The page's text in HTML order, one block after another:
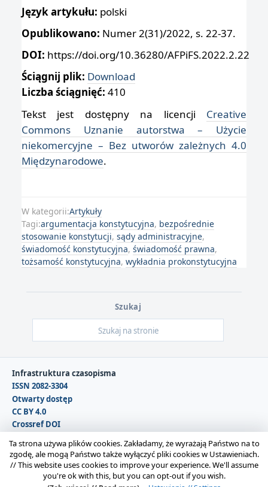
Język artykułu: polski
Opublikowano: Numer 2(31)/2022, s. 22-37.
DOI: https://doi.org/10.36280/AFPiFS.2022.2.22
Ściągnij plik: Download
Liczba ściągnięć: 410
Tekst jest dostępny na licencji Creative
Commons Uznanie autorstwa – Użycie
niekomercyjne – Bez utworów zależnych 4.0
Międzynarodowe.
W kategorii:Artykuły
Tagi:argumentacja konstytucyjna, bezpośrednie
stosowanie konstytucji, sądy administracyjne,
świadomość konstytucyjna, świadomość prawna,
tożsamość konstytucyjna, wykładnia prokonstytucyjna
Szukaj
Infrastruktura czasopisma
ISSN 2082-3304
Otwarty dostęp
CC BY 4.0
Crossref DOI
Copyright © 2026 Polska Sekcja Międzynarodowego
Ta strona używa plików cookies. Zakładamy, że wyrażają Państwo na to
zgodę, ale mogą Państwo także wyłączyć pliki cookies w Ustawieniach.
//This website uses cookies to improve your experience. We'll assume
you're ok with this, but you can opt-out if you wish.